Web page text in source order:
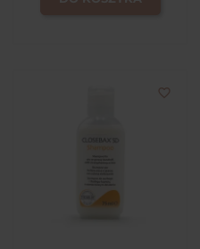
favorite_border